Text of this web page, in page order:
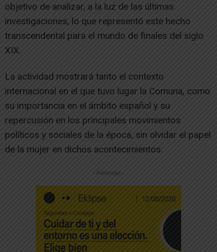
objetivo de analizar, a la luz de las últimas
investigaciones, lo que representó este hecho
transcendental para el mundo de finales del siglo
XIX.
La actividad mostrará tanto el contexto
internacional en el que tuvo lugar la Comuna, como
su importancia en el ámbito español y su
repercusión en los principales movimientos
políticos y sociales de la época, sin olvidar el papel
de la mujer en dichos acontecimientos.
-- Publicidad --